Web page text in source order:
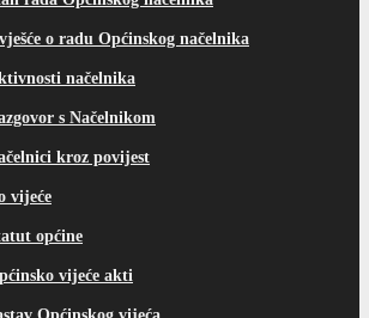
o radu Općinskog načelnika
načelnika
s Načelnikom
kroz povijest
vijeće
općine
vijeće akti